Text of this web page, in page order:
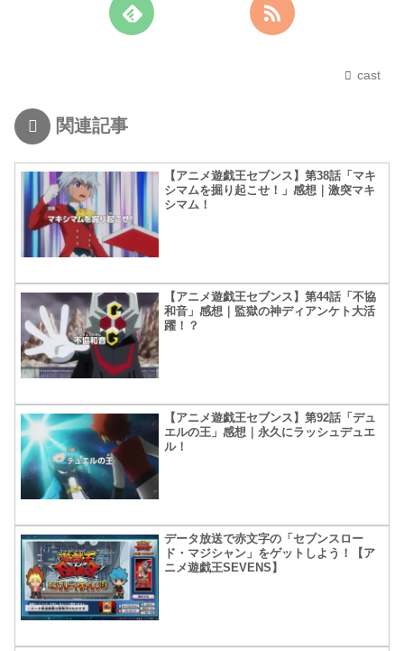
cast
関連記事
【アニメ遊戯王セブンス】第38話「マキ
シマムを掘り起こせ！」感想｜激突マキ
シマム！
【アニメ遊戯王セブンス】第44話「不協
和音」感想｜監獄の神ディアンケト大活
躍！？
【アニメ遊戯王セブンス】第92話「デュ
エルの王」感想｜永久にラッシュデュエ
ル！
データ放送で赤文字の「セブンスロー
ド・マジシャン」をゲットしよう！【ア
ニメ遊戯王SEVENS】